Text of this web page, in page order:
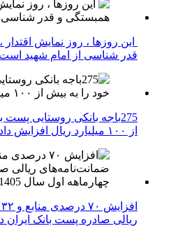
این روزها ، روز نمایش
قدر شناسی از امام شهید است
275باجه بانکی روستایی
از ۱۰۰ میلیارد ریال افزایش دادند
ریالی صادره پست بانک ایران در